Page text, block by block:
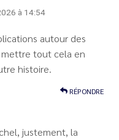
à 14:54
autour des
tout cela en
histoire.
RÉPONDRE
justement, la